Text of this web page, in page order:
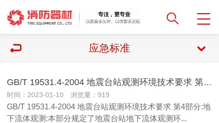
应急标准
GB/T 19531.4-2004 地震台站观测环境技术要求 第4部分:地下流体观测
时间：2023-01-10 浏览量：919
GB/T 19531.4-2004 地震台站观测环境技术要求 第4部分:地
下流体观测:本部分规定了地震台站地下流体观测环...